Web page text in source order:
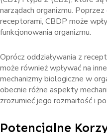
narządach organizmu.
receptorami, CBDP może
funkcjonowania organizmu.
Oprócz oddziaływania z
może również wpływać na
mechanizmy biologiczne w
obecnie różne aspekty
zrozumieć jego rozmaitość i
Potencjalne